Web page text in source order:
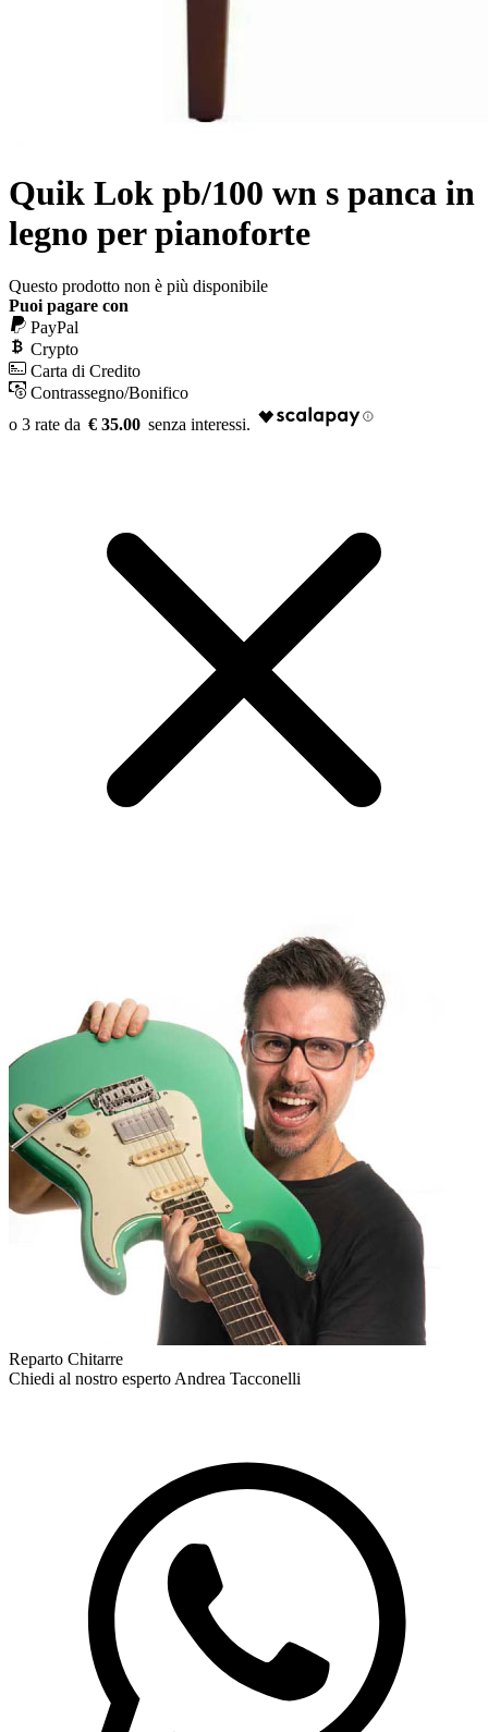
Quik Lok pb/100 wn s panca in
legno per pianoforte
Questo prodotto non è più disponibile
Puoi pagare con
PayPal
Crypto
Carta di Credito
Contrassegno/Bonifico
€ 35.00
Reparto Chitarre
Chiedi al nostro espertoAndrea Tacconelli